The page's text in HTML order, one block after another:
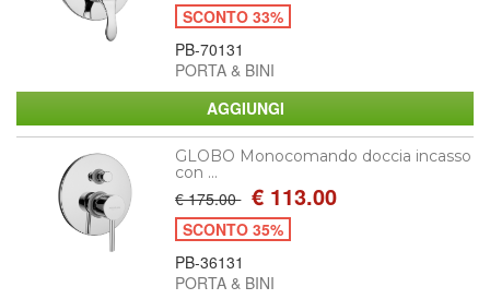
SCONTO 33%
PB-70131
PORTA & BINI
GLOBO Monocomando doccia incasso
con ...
€ 175.00 € 113.00
SCONTO 35%
PB-36131
PORTA & BINI